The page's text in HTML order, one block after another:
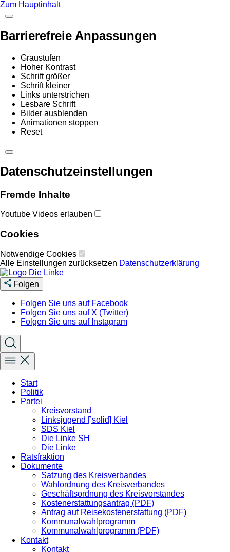
Zum Hauptinhalt
Barrierefreie Anpassungen
Graustufen
Hoher Kontrast
Schrift größer
Schrift kleiner
Links unterstrichen
Lesbare Schrift
Bilder ausblenden
Animationen stoppen
Reset
Datenschutzeinstellungen
Fremde Inhalte
Youtube Videos erlauben
Cookies
Notwendige Cookies
Alle Einstellungen zurücksetzen Datenschutzerklärung
Folgen
Folgen Sie uns auf Facebook
Folgen Sie uns auf X (Twitter)
Folgen Sie uns auf Instagram
Start
Politik
Partei
Kreisvorstand
Linksjugend [’solid] Kiel
SDS Kiel
Die Linke SH
Die Linke
Ratsfraktion
Dokumente
Satzung des Kreisverbandes
Wahlordnung des Kreisverbandes
Geschäftsordnung des Kreisvorstandes
Kostenerstattungsantrag (PDF)
Antrag auf Reisekostenerstattung (PDF)
Kommunalwahlprogramm
Kommunalwahlprogramm (PDF)
Kontakt
Kontakt